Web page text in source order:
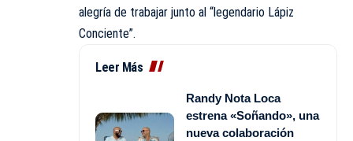
alegría de trabajar junto al “legendario Lápiz
Conciente”.
Leer Más
Randy Nota Loca
estrena «Soñando», una
nueva colaboración